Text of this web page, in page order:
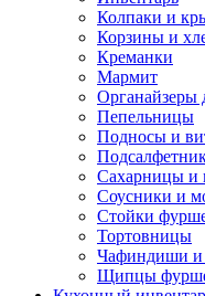
Колпаки и
Корзины и
Креманки
Мармит
Органайзеры
Пепельницы
Подносы и
Сахарницы и
Соусники и
Стойки
Тортовницы
Чафиндиши и
Щипцы